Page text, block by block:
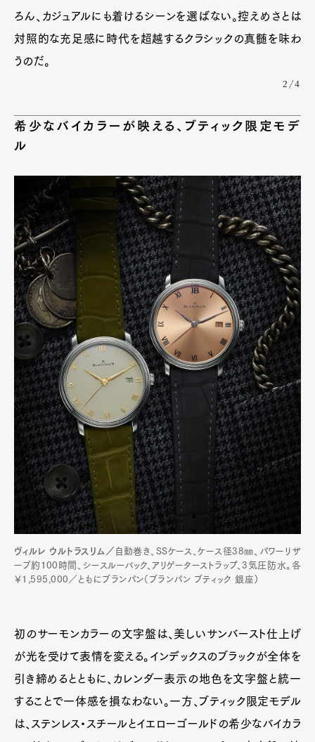
ろん、カジュアルにも着けるシーンを選ばない。控えめさとは
対照的な充足感に時代を超越するクラシックの真髄を味わ
うのだ。
2/4
希少なバイカラーが映える、ブティック限定モデ
ル
ヴィルレ ウルトラスリム／ 自動巻き、SSケース、ケース径38㎜、パワーリザ
ーブ約100時間、シースルーバック、アリゲーターストラップ、3気圧防水。各
￥1,595,000／ともにブランパン（ブランパン ブティック 銀座）
初のサーモンカラーの文字盤は、美しいサンバースト仕上げ
が光を受けて表情を変える。インデックスのブラックが全体を
引き締めるとともに、カレンダー表示の地色を文字盤と統一
することで一体感を損なわない。一方、ブティック限定モデル
は、ステンレス・スチールとイエローゴールドの希少なバイカラ